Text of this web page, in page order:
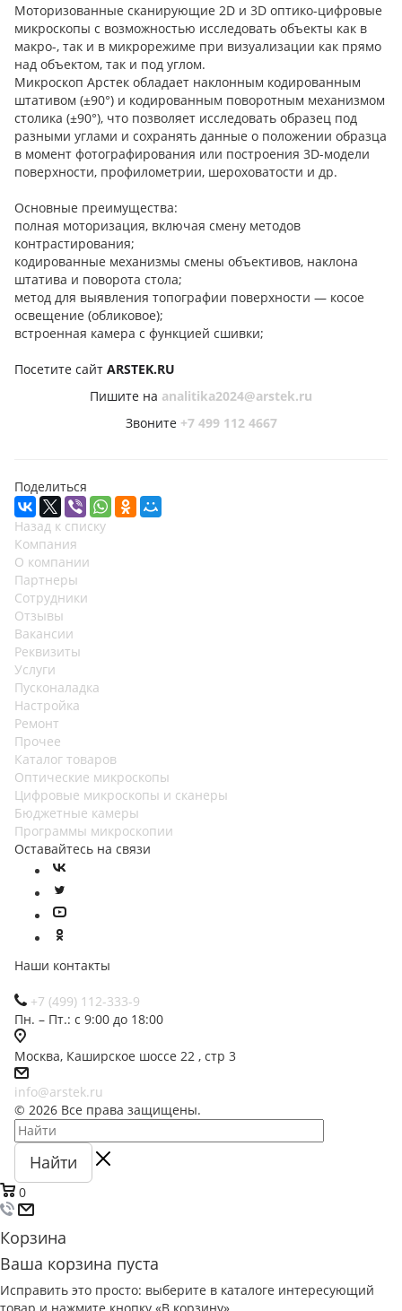
Моторизованные сканирующие 2D и 3D оптико-цифровые
микроскопы с возможностью исследовать объекты как в
макро-, так и в микрорежиме при визуализации как прямо
над объектом, так и под углом.
Микроскоп Арстек обладает наклонным кодированным
штативом (±90°) и кодированным поворотным механизмом
столика (±90°), что позволяет исследовать образец под
разными углами и сохранять данные о положении образца
в момент фотографирования или построения 3D-модели
поверхности, профилометрии, шероховатости и др.
Основные преимущества:
полная моторизация, включая смену методов
контрастирования;
кодированные механизмы смены объективов, наклона
штатива и поворота стола;
метод для выявления топографии поверхности — косое
освещение (обликовое);
встроенная камера с функцией сшивки;
Посетите сайт ARSTEK.RU
Пишите на analitika2024@arstek.ru
Звоните +7 499 112 4667
Поделиться
Назад к списку
Компания
О компании
Партнеры
Сотрудники
Отзывы
Вакансии
Реквизиты
Услуги
Пусконаладка
Настройка
Ремонт
Прочее
Каталог товаров
Оптические микроскопы
Цифровые микроскопы и сканеры
Бюджетные камеры
Программы микроскопии
Оставайтесь на связи
Наши контакты
+7 (499) 112-333-9
Пн. – Пт.: с 9:00 до 18:00
Москва, Каширское шоссе 22 , стр 3
info@arstek.ru
© 2026 Все права защищены.
Найти
0
Корзина
Ваша корзина пуста
Исправить это просто: выберите в каталоге интересующий
товар и нажмите кнопку «В корзину»